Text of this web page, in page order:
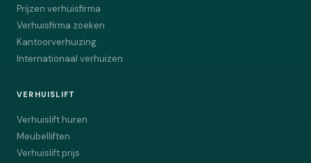
Prijzen verhuisfirma
Verhuisfirma zoeken
Kantoorverhuizing
Internationaal verhuizen
VERHUISLIFT
Verhuislift huren
Meubelliften
Verhuislift prijs